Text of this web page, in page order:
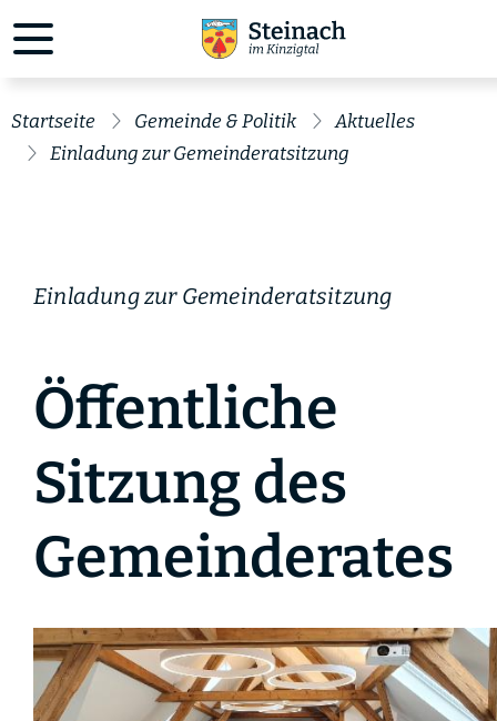
Startseite Gemeinde & Politik
Aktuelles
Einladung zur Gemeinderatsitzung
Einladung zur Gemeinderatsitzung
Öffentliche
Sitzung des
Gemeinderates